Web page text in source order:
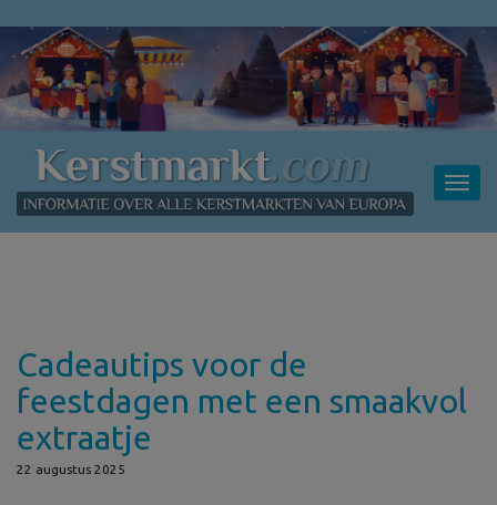
Cadeautips voor de
feestdagen met een smaakvol
extraatje
22 augustus 2025